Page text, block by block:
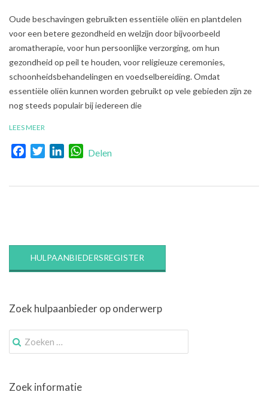
2021-
Oude beschavingen gebruikten essentiële oliën en plantdelen
voor een betere gezondheid en welzijn door bijvoorbeeld
aromatherapie, voor hun persoonlijke verzorging, om hun
gezondheid op peil te houden, voor religieuze ceremonies,
schoonheidsbehandelingen en voedselbereiding. Omdat
essentiële oliën kunnen worden gebruikt op vele gebieden zijn ze
nog steeds populair bij iedereen die
LEES MEER
FacebookTwitterLinkedInWhatsApp
Delen
HULPAANBIEDERSREGISTER
Zoek hulpaanbieder op onderwerp
Zoek
naar:
Zoek informatie